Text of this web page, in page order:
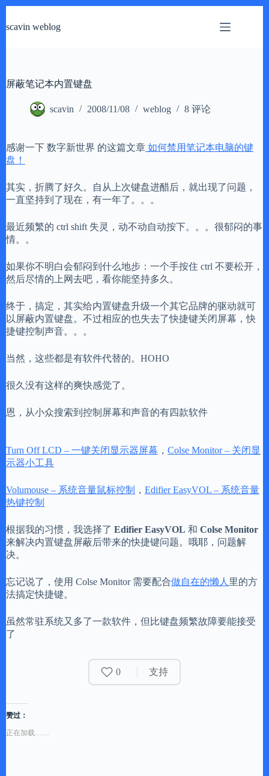
过
scavin weblog
屏蔽笔记本内置键盘
scavin 2008/11/08 weblog 8 评论
感谢一下 数字新世界 的这篇文章 如何禁用笔记本电脑的键
盘！
其实，折腾了好久。自从上次键盘进醋后，就出现了问题，
一直坚持到了现在，有一年了。。。
最近频繁的 ctrl shift 失灵，动不动自动按下。。。很郁闷的事
情。。
如果你不明白会郁闷到什么地步：一个手按住 ctrl 不要松开，
然后尽情的上网去吧，看你能坚持多久。
终于，搞定，其实给内置键盘升级一个其它品牌的驱动就可
以屏蔽内置键盘。不过相应的也失去了快捷键关闭屏幕，快
捷键控制声音。。。
当然，这些都是有软件代替的。HOHO
很久没有这样的爽快感觉了。
恩，从小众搜索到控制屏幕和声音的有四款软件
Turn Off LCD – 一键关闭显示器屏幕 ， Colse Monitor – 关闭显
示器小工具
Volumouse – 系统音量鼠标控制 ， Edifier EasyVOL – 系统音量
热键控制
根据我的习惯，我选择了 Edifier EasyVOL 和 Colse Monitor
来解决内置键盘屏蔽后带来的快捷键问题。哦耶，问题解
决。
忘记说了，使用 Colse Monitor 需要配合做自在的懒人 里的方
法搞定快捷键。
虽然常驻系统又多了一款软件，但比键盘频繁故障要能接受
了
0 支持
赞过：
正在加载……